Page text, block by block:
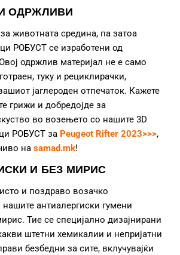
ОДРЖЛИВИ
животната средина, па затоа
РОБУСТ се изработени од
одржлив материјал не е само
туку и рециклирачки,
јаглероден отпечаток. Кажете
грижи и добредојде за
во возењето со нашите 3D
РОБУСТ за Peugeot Rifter 2023>>>,
на samad.mk!
И БЕЗ МИРИС
и поздраво возачко
антиалергиски гумени
Тие се специјално дизајнирани
штетни хемикалии и непријатни
безбедни за сите, вклучувајќи